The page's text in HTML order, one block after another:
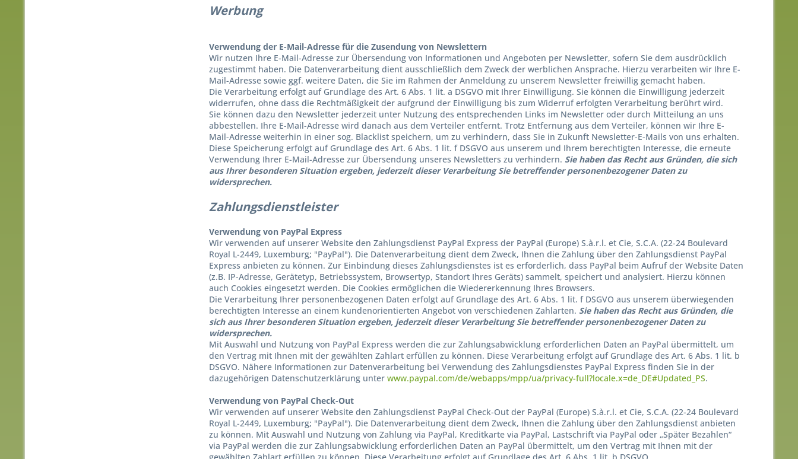
Werbung
Verwendung der E-Mail-Adresse für die Zusendung von Newslettern
Wir nutzen Ihre E-Mail-Adresse zur Übersendung von Informationen und Angeboten per Newsletter, sofern Sie dem ausdrücklich
zugestimmt haben. Die Datenverarbeitung dient ausschließlich dem Zweck der werblichen Ansprache. Hierzu verarbeiten wir Ihre E-
Mail-Adresse sowie ggf. weitere Daten, die Sie im Rahmen der Anmeldung zu unserem Newsletter freiwillig gemacht haben.
Die Verarbeitung erfolgt auf Grundlage des Art. 6 Abs. 1 lit. a DSGVO mit Ihrer Einwilligung. Sie können die Einwilligung jederzeit
widerrufen, ohne dass die Rechtmäßigkeit der aufgrund der Einwilligung bis zum Widerruf erfolgten Verarbeitung berührt wird.
Sie können dazu den Newsletter jederzeit unter Nutzung des entsprechenden Links im Newsletter oder durch Mitteilung an uns
abbestellen. Ihre E-Mail-Adresse wird danach aus dem Verteiler entfernt. Trotz Entfernung aus dem Verteiler, können wir Ihre E-
Mail-Adresse weiterhin in einer sog. Blacklist speichern, um zu verhindern, dass Sie in Zukunft Newsletter-E-Mails von uns erhalten.
Diese Speicherung erfolgt auf Grundlage des Art. 6 Abs. 1 lit. f DSGVO aus unserem und Ihrem berechtigten Interesse, die erneute
Verwendung Ihrer E-Mail-Adresse zur Übersendung unseres Newsletters zu verhindern. Sie haben das Recht aus Gründen, die sich
aus Ihrer besonderen Situation ergeben, jederzeit dieser Verarbeitung Sie betreffender personenbezogener Daten zu
widersprechen.
Zahlungsdienstleister
Verwendung von PayPal Express
Wir verwenden auf unserer Website den Zahlungsdienst PayPal Express der PayPal (Europe) S.à.r.l. et Cie, S.C.A. (22-24 Boulevard
Royal L-2449, Luxemburg; "PayPal"). Die Datenverarbeitung dient dem Zweck, Ihnen die Zahlung über den Zahlungsdienst PayPal
Express anbieten zu können. Zur Einbindung dieses Zahlungsdienstes ist es erforderlich, dass PayPal beim Aufruf der Website Daten
(z.B. IP-Adresse, Gerätetyp, Betriebssystem, Browsertyp, Standort Ihres Geräts) sammelt, speichert und analysiert. Hierzu können
auch Cookies eingesetzt werden. Die Cookies ermöglichen die Wiedererkennung Ihres Browsers.
Die Verarbeitung Ihrer personenbezogenen Daten erfolgt auf Grundlage des Art. 6 Abs. 1 lit. f DSGVO aus unserem überwiegenden
berechtigten Interesse an einem kundenorientierten Angebot von verschiedenen Zahlarten. Sie haben das Recht aus Gründen, die
sich aus Ihrer besonderen Situation ergeben, jederzeit dieser Verarbeitung Sie betreffender personenbezogener Daten zu
widersprechen.
Mit Auswahl und Nutzung von PayPal Express werden die zur Zahlungsabwicklung erforderlichen Daten an PayPal übermittelt, um
den Vertrag mit Ihnen mit der gewählten Zahlart erfüllen zu können. Diese Verarbeitung erfolgt auf Grundlage des Art. 6 Abs. 1 lit. b
DSGVO. Nähere Informationen zur Datenverarbeitung bei Verwendung des Zahlungsdienstes PayPal Express finden Sie in der
dazugehörigen Datenschutzerklärung unter www.paypal.com/de/webapps/mpp/ua/privacy-full?locale.x=de_DE#Updated_PS.
Verwendung von PayPal Check-Out
Wir verwenden auf unserer Website den Zahlungsdienst PayPal Check-Out der PayPal (Europe) S.à.r.l. et Cie, S.C.A. (22-24 Boulevard
Royal L-2449, Luxemburg; "PayPal"). Die Datenverarbeitung dient dem Zweck, Ihnen die Zahlung über den Zahlungsdienst anbieten
zu können. Mit Auswahl und Nutzung von Zahlung via PayPal, Kreditkarte via PayPal, Lastschrift via PayPal oder „Später Bezahlen“
via PayPal werden die zur Zahlungsabwicklung erforderlichen Daten an PayPal übermittelt, um den Vertrag mit Ihnen mit der